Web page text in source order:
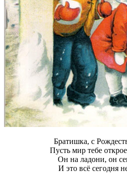
Братишка, с
Пусть мир тебе
Он на ладони, он
И это всё сегодня